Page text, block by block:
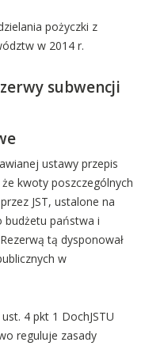
pożyczki z
w 2014 r.
subwencji
ustawy przepis
kwoty poszczególnych
JST, ustalone na
państwa i
tą dysponował
w
4 pkt 1 DochJSTU
reguluje zasady